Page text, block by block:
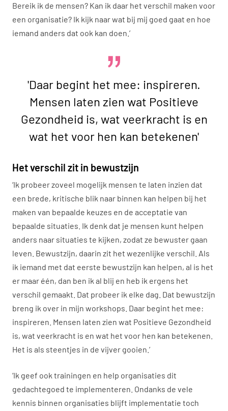
Bereik ik de mensen? Kan ik daar het verschil maken voor
een organisatie? Ik kijk naar wat bij mij goed gaat en hoe
iemand anders dat ook kan doen.’
'Daar begint het mee: inspireren.
Mensen laten zien wat Positieve
Gezondheid is, wat veerkracht is en
wat het voor hen kan betekenen'
Het verschil zit in bewustzijn
‘Ik probeer zoveel mogelijk mensen te laten inzien dat
een brede, kritische blik naar binnen kan helpen bij het
maken van bepaalde keuzes en de acceptatie van
bepaalde situaties. Ik denk dat je mensen kunt helpen
anders naar situaties te kijken, zodat ze bewuster gaan
leven. Bewustzijn, daarin zit het wezenlijke verschil. Als
ik iemand met dat eerste bewustzijn kan helpen, al is het
er maar één, dan ben ik al blij en heb ik ergens het
verschil gemaakt. Dat probeer ik elke dag. Dat bewustzijn
breng ik over in mijn workshops. Daar begint het mee:
inspireren. Mensen laten zien wat Positieve Gezondheid
is, wat veerkracht is en wat het voor hen kan betekenen.
Het is als steentjes in de vijver gooien.’
‘Ik geef ook trainingen en help organisaties dit
gedachtegoed te implementeren. Ondanks de vele
kennis binnen organisaties blijft implementatie toch